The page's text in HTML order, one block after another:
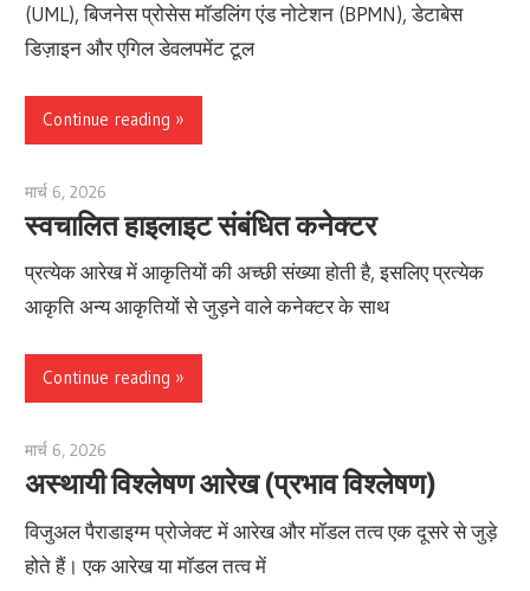
(UML), बिजनेस प्रोसेस मॉडलिंग एंड नोटेशन (BPMN), डेटाबेस
डिज़ाइन और एगिल डेवलपमेंट टूल
Continue reading
मार्च 6, 2026
स्वचालित हाइलाइट संबंधित कनेक्टर
प्रत्येक आरेख में आकृतियों की अच्छी संख्या होती है, इसलिए प्रत्येक
आकृति अन्य आकृतियों से जुड़ने वाले कनेक्टर के साथ
Continue reading
मार्च 6, 2026
अस्थायी विश्लेषण आरेख (प्रभाव विश्लेषण)
विजुअल पैराडाइग्म प्रोजेक्ट में आरेख और मॉडल तत्व एक दूसरे से जुड़े
होते हैं। एक आरेख या मॉडल तत्व में